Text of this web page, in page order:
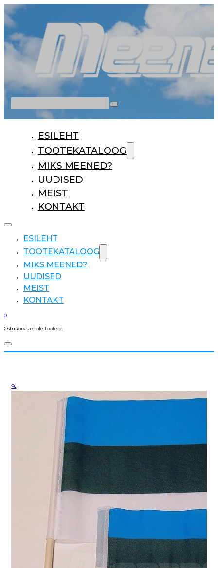
ESILEHT
TOOTEKATALOOG
MIKS MEENED?
UUDISED
MEIST
KONTAKT
ESILEHT
TOOTEKATALOOG
MIKS MEENED?
UUDISED
MEIST
KONTAKT
0
Ostukorvis ei ole tooteid.
🔍